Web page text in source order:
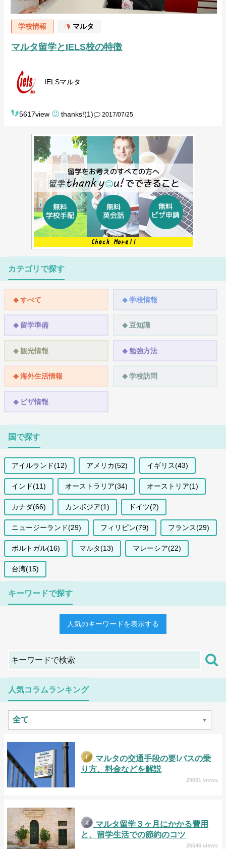
学校情報 マルタ
マルタ留学とIELS校の特徴
IELSマルタ
5617view thanks!(1) 2017/07/25
カテゴリで探す
すべて 学校情報
留学準備 豆知識
観光情報 勉強方法
海外生活情報 学校訪問
ビザ情報
国で探す
アイルランド(12) アメリカ(52) イギリス(43)
インド(11) オーストラリア(34) オーストリア(1)
カナダ(66) カンボジア(1) ドイツ(2)
ニュージーランド(29) フィリピン(79) フランス(29)
ポルトガル(16) マルタ(13) マレーシア(22)
台湾(15)
キーワードで探す
人気のキーワードを表示する
人気コラムランキング
マルタの交通手段の要!バスの乗
り方、料金などを解説
29691 views
マルタ留学３ヶ月にかかる費用
と、留学生活での節約のコツ
26546 views